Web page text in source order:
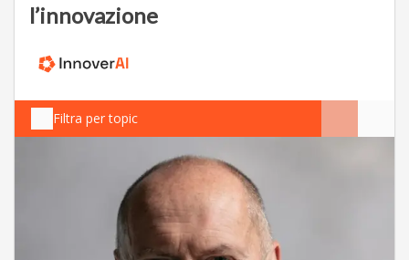
l’innovazione
Filtra per topic